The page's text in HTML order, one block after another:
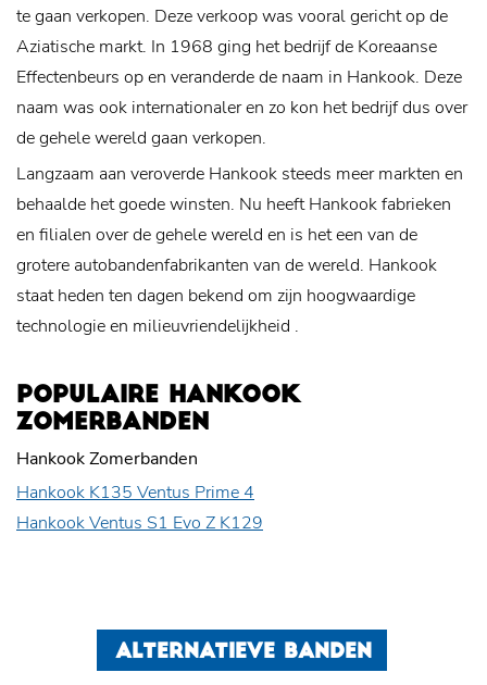
te gaan verkopen. Deze verkoop was vooral gericht op de
Aziatische markt. In 1968 ging het bedrijf de Koreaanse
Effectenbeurs op en veranderde de naam in Hankook. Deze
naam was ook internationaler en zo kon het bedrijf dus over
de gehele wereld gaan verkopen.
Langzaam aan veroverde Hankook steeds meer markten en
behaalde het goede winsten. Nu heeft Hankook fabrieken
en filialen over de gehele wereld en is het een van de
grotere autobandenfabrikanten van de wereld. Hankook
staat heden ten dagen bekend om zijn hoogwaardige
technologie en milieuvriendelijkheid .
POPULAIRE HANKOOK
ZOMERBANDEN
Hankook Zomerbanden
Hankook K135 Ventus Prime 4
Hankook Ventus S1 Evo Z K129
ALTERNATIEVE BANDEN